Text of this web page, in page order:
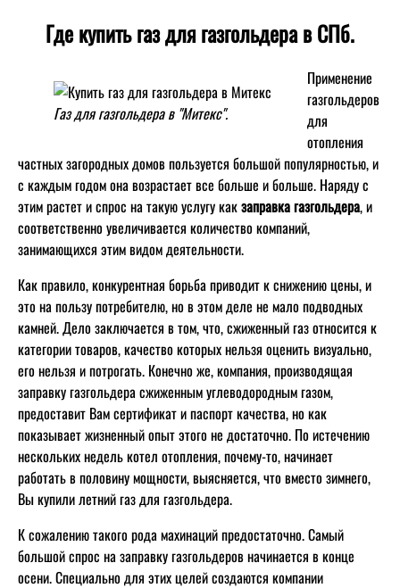
Где купить газ для газгольдера в СПб.
Газ для газгольдера в "Митекс".
Применение
газгольдеров
для
отопления
частных загородных домов пользуется большой популярностью, и
с каждым годом она возрастает все больше и больше. Наряду с
этим растет и спрос на такую услугу какзаправка газгольдера, и
соответственно увеличивается количество компаний,
занимающихся этим видом деятельности.
Как правило, конкурентная борьба приводит к снижению цены, и
это на пользу потребителю, но в этом деле не мало подводных
камней. Дело заключается в том, что, сжиженный газ относится к
категории товаров, качество которых нельзя оценить визуально,
его нельзя и потрогать. Конечно же, компания, производящая
заправку газгольдера сжиженным углеводородным газом,
предоставит Вам сертификат и паспорт качества, но как
показывает жизненный опыт этого не достаточно. По истечению
нескольких недель котел отопления, почему-то, начинает
работать в половину мощности, выясняется, что вместо зимнего,
Вы купили летний газ для газгольдера.
К сожалению такого рода махинаций предостаточно. Самый
большой спрос на заправку газгольдеров начинается в конце
осени. Специально для этих целей создаются компании